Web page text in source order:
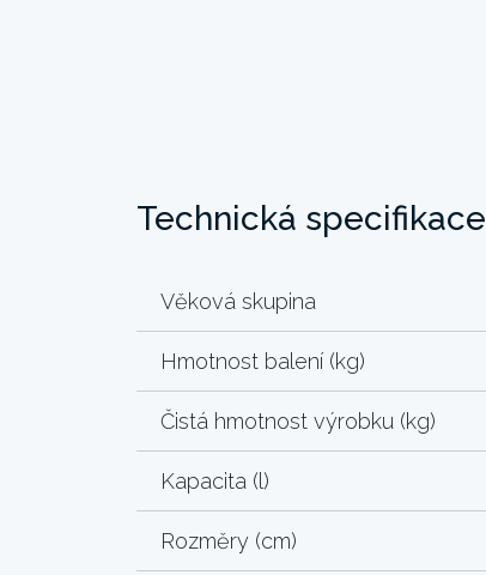
Technická specifikace
Věková skupina
Hmotnost balení (kg)
Čistá hmotnost výrobku (kg)
Kapacita (l)
Rozměry (cm)